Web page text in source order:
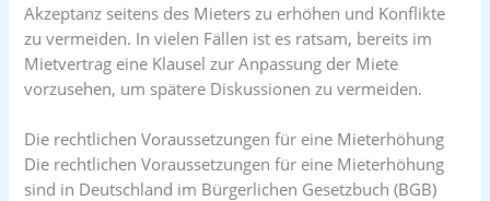
Akzeptanz seitens des Mieters zu erhöhen und Konflikte
zu vermeiden. In vielen Fällen ist es ratsam, bereits im
Mietvertrag eine Klausel zur Anpassung der Miete
vorzusehen, um spätere Diskussionen zu vermeiden.
Die rechtlichen Voraussetzungen für eine Mieterhöhung
Die rechtlichen Voraussetzungen für eine Mieterhöhung
sind in Deutschland im Bürgerlichen Gesetzbuch (BGB)